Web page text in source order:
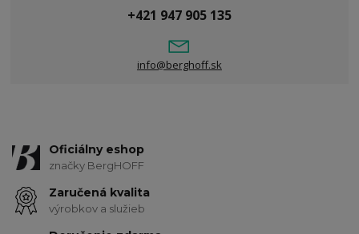
+421 947 905 135
info@berghoff.sk
Oficiálny eshop
značky BergHOFF
Zaručená kvalita
výrobkov a služieb